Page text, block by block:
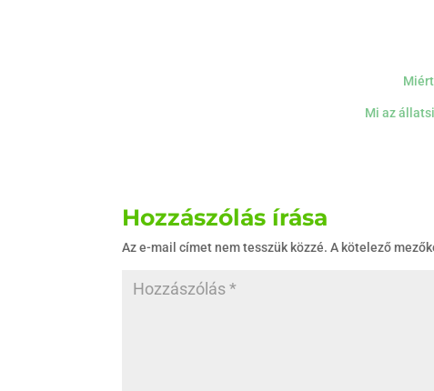
Mi az
Hozzászólás írása
Az e-mail címet nem tesszük közzé. A kötelező